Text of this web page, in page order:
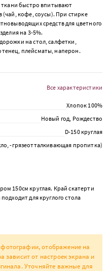
быстро впитывают
(чай, кофе, соусы). При стирке
средств для цветного
на 3-5%.
на стол, салфетки,
плейсматы, наперон.
Хлопок 100%
Новый год, Рождество
D-150 круглая
-грязеотталкивающая пропитка)
Все характеристики
150см круглая. Край скатерти
для круглого стола
отображение на
зависит от настроек экрана и
Уточняйте важные для